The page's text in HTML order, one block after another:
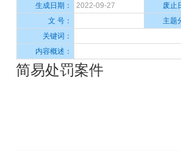
生成日期：
2022-09-27
废止
文 号：
主题
关键词：
内容概述：
简易处罚案件